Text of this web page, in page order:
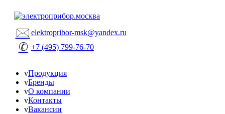
🖂 elektropribor-msk@yandex.ru
✆ +7 (495) 799-76-70
vПродукция
vБренды
vО компании
vКонтакты
vВакансии